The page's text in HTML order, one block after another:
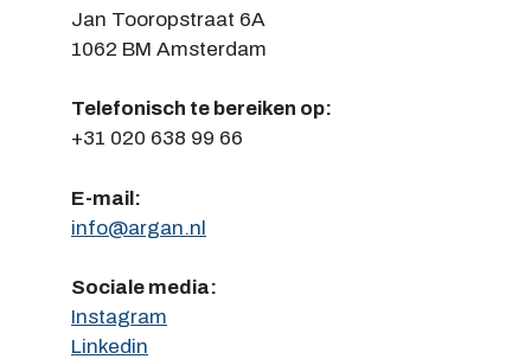
Jan Tooropstraat 6A
1062 BM Amsterdam
Telefonisch te bereiken op:
+31 020 638 99 66
E-mail:
info@argan.nl
Sociale media:
Instagram
Linkedin